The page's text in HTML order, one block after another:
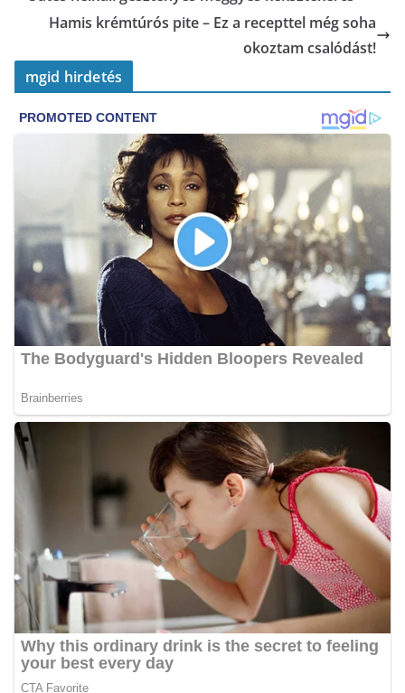
Hamis krémtúrós pite – Ez a recepttel még soha
okoztam csalódást!
mgid hirdetés